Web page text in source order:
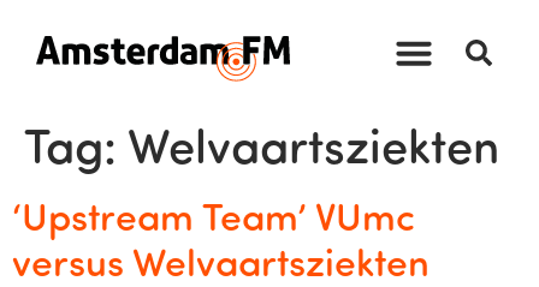
Tag: Welvaartsziekten
‘Upstream Team’ VUmc
versus Welvaartsziekten